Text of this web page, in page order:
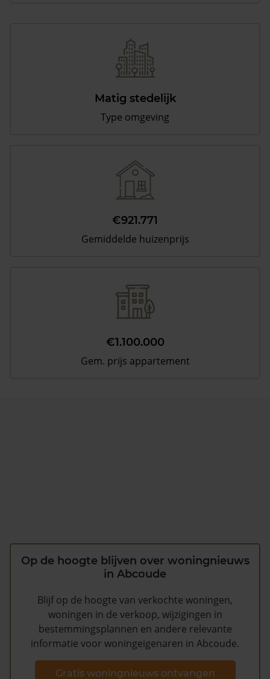
Matig stedelijk
Type omgeving
€921.771
Gemiddelde huizenprijs
€1.100.000
Gem. prijs appartement
Op de hoogte blijven over woningnieuws
in Abcoude
Blijf op de hoogte van verkochte woningen,
woningen in de verkoop, wijzigingen in
bestemmingsplannen en andere relevante
informatie voor woningeigenaren in Abcoude.
Gratis woningnieuws ontvangen